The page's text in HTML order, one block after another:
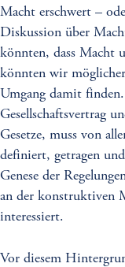
Macht erschwert –
Diskussion über
könnten, dass Macht
könnten wir
Umgang damit
Gesellschaftsvertrag
Gesetze, muss von
definiert, getragen
Genese der
an der konstruktiven
interessiert.
Vor diesem